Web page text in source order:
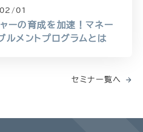
01
ーの育成を加速！マネー
ルメントプログラムとは
セミナー覧へ